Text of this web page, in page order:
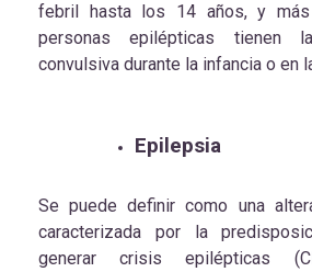
febril hasta los 14 años, y
personas epilépticas tienen
convulsiva durante la infancia o en
Epilepsia
Se puede definir como una
caracterizada por la
generar crisis epilépticas